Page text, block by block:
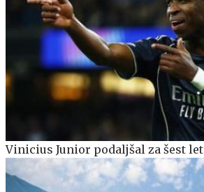
Vinicius Junior podaljšal za šest let